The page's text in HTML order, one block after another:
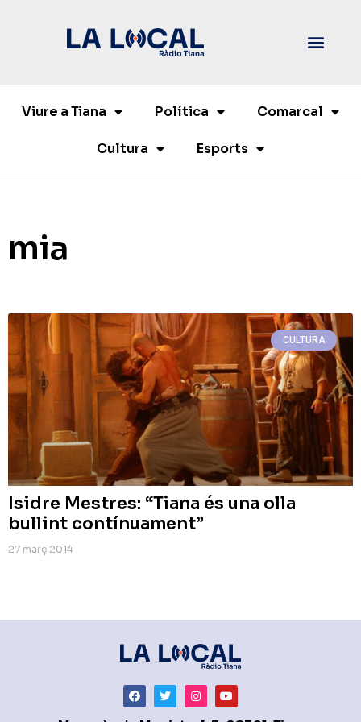
Viure a Tiana Política Comarcal
Cultura Esports
mia
CULTURA
Isidre Mestres: “Tiana és una olla
bullint contínuament”
27 març 2014